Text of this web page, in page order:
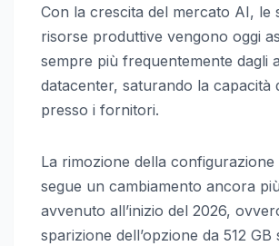
Con la crescita del mercato AI, le
risorse produttive vengono oggi
sempre più frequentemente dagli
datacenter, saturando la capacità
presso i fornitori.
La rimozione della configurazione
segue un cambiamento ancora
avvenuto all’inizio del 2026,
sparizione dell’opzione da 512 GB